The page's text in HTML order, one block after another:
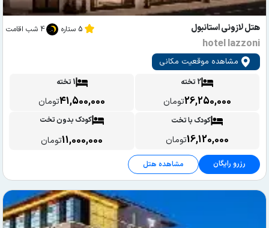
هتل لازونی استانبول
hotel lazzoni
مشاهده موقعیت مکانی
5 ستاره 4 شب اقامت
2 تخته
26,250,000تومان
1 تخته
41,500,000تومان
کودک با تخت
16,120,000تومان
کودک بدون تخت
11,000,000تومان
رزرو رایگان مشاهده هتل